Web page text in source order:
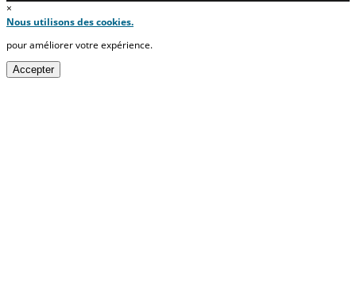
×
Nous utilisons des cookies.
pour améliorer votre expérience.
Accepter